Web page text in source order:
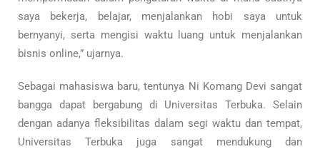
saya bekerja, belajar, menjalankan hobi saya untuk
bernyanyi, serta mengisi waktu luang untuk menjalankan
bisnis online,” ujarnya.
Sebagai mahasiswa baru, tentunya Ni Komang Devi sangat
bangga dapat bergabung di Universitas Terbuka. Selain
dengan adanya fleksibilitas dalam segi waktu dan tempat,
Universitas Terbuka juga sangat mendukung dan